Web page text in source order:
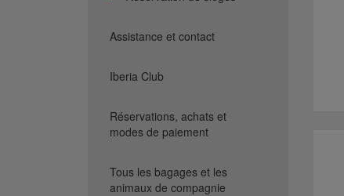
Assistance et contact
Iberia Club
Réservations, achats et
modes de paiement
Tous les bagages et les
animaux de compagnie